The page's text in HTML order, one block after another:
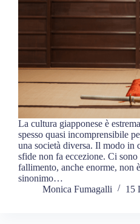
La cultura giapponese è
spesso quasi incomprensibile
una società diversa. Il modo in
sfide non fa eccezione. Ci
fallimento, anche enorme, non
sinonimo…
Monica Fumagalli
15